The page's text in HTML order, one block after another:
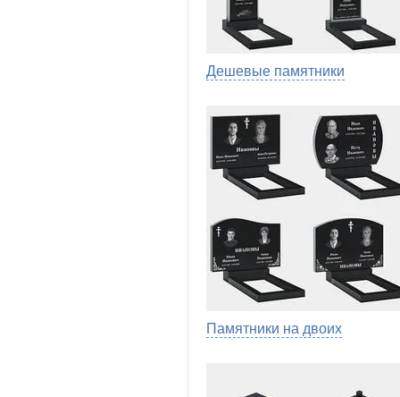
Дешевые памятники
Памятники на двоих